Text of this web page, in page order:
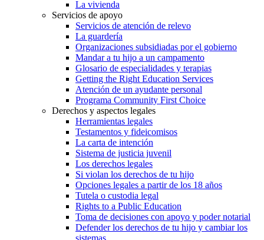
La vivienda
Servicios de apoyo
Servicios de atención de relevo
La guardería
Organizaciones subsidiadas por el gobierno
Mandar a tu hijo a un campamento
Glosario de especialidades y terapias
Getting the Right Education Services
Atención de un ayudante personal
Programa Community First Choice
Derechos y aspectos legales
Herramientas legales
Testamentos y fideicomisos
La carta de intención
Sistema de justicia juvenil
Los derechos legales
Si violan los derechos de tu hijo
Opciones legales a partir de los 18 años
Tutela o custodia legal
Rights to a Public Education
Toma de decisiones con apoyo y poder notarial
Defender los derechos de tu hijo y cambiar los
sistemas